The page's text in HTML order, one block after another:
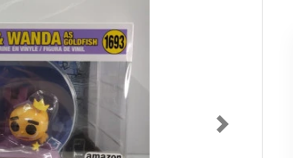
Next